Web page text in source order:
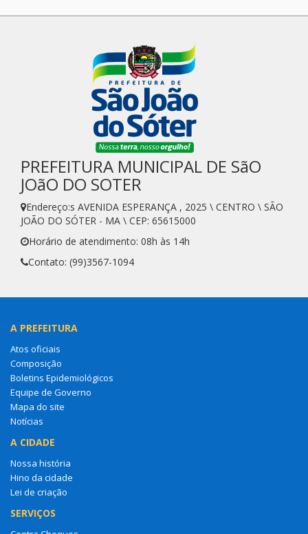
PREFEITURA MUNICIPAL DE SãO
JOãO DO SOTER
Endereço:s AVENIDA ESPERANÇA , 2025 \ CENTRO \ SÃO
JOÃO DO SÓTER - MA \ CEP: 65615000
Horário de atendimento: 08h às 14h
Contato: (99)3567-1094
A PREFEITURA
Atos oficiais
Composição
Boletins Epidemiológicos
Equipe de Governo
Mapa do site
Notícias
A CIDADE
Nossa história
Hino da cidade
Lei de criação
SERVIÇOS